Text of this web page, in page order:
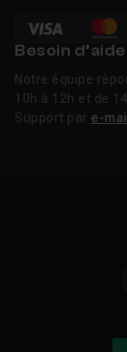
Besoin
Notre équipe
10h à 12h et de
Support par e-mail